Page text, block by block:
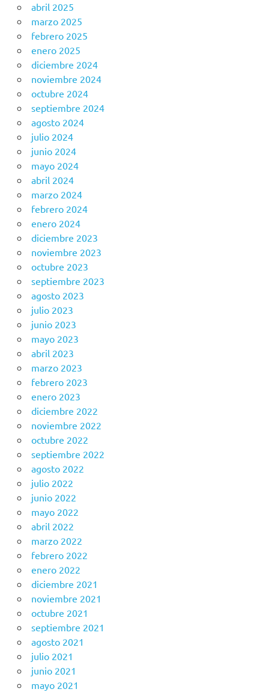
abril 2025
marzo 2025
febrero 2025
enero 2025
diciembre 2024
noviembre 2024
octubre 2024
septiembre 2024
agosto 2024
julio 2024
junio 2024
mayo 2024
abril 2024
marzo 2024
febrero 2024
enero 2024
diciembre 2023
noviembre 2023
octubre 2023
septiembre 2023
agosto 2023
julio 2023
junio 2023
mayo 2023
abril 2023
marzo 2023
febrero 2023
enero 2023
diciembre 2022
noviembre 2022
octubre 2022
septiembre 2022
agosto 2022
julio 2022
junio 2022
mayo 2022
abril 2022
marzo 2022
febrero 2022
enero 2022
diciembre 2021
noviembre 2021
octubre 2021
septiembre 2021
agosto 2021
julio 2021
junio 2021
mayo 2021